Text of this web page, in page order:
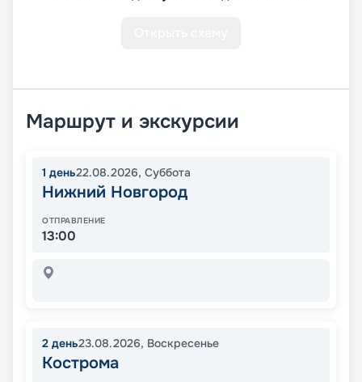
Маршрут и экскурсии
1 день22.08.2026, Суббота
Нижний Новгород
ОТПРАВЛЕНИЕ
13:00
2 день23.08.2026, Воскресенье
Кострома